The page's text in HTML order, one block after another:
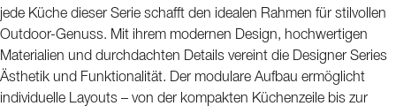
jede Küche dieser Serie schafft den idealen Rahmen für stilvollen
Outdoor-Genuss. Mit ihrem modernen Design, hochwertigen
Materialien und durchdachten Details vereint die Designer Series
Ästhetik und Funktionalität. Der modulare Aufbau ermöglicht
individuelle Layouts – von der kompakten Küchenzeile bis zur